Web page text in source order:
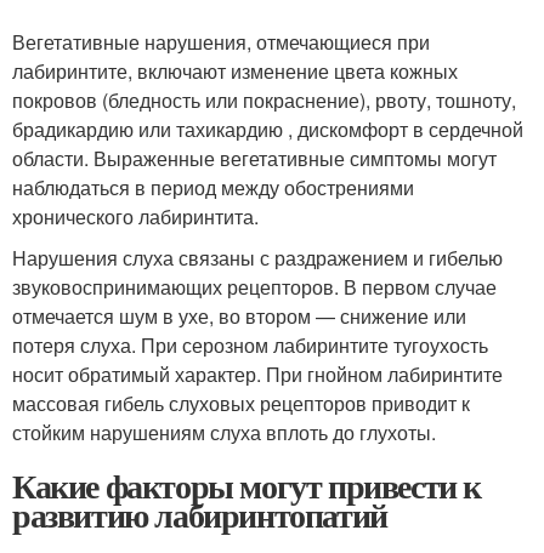
Вегетативные нарушения, отмечающиеся при
лабиринтите, включают изменение цвета кожных
покровов (бледность или покраснение), рвоту, тошноту,
брадикардию или тахикардию , дискомфорт в сердечной
области. Выраженные вегетативные симптомы могут
наблюдаться в период между обострениями
хронического лабиринтита.
Нарушения слуха связаны с раздражением и гибелью
звуковоспринимающих рецепторов. В первом случае
отмечается шум в ухе, во втором — снижение или
потеря слуха. При серозном лабиринтите тугоухость
носит обратимый характер. При гнойном лабиринтите
массовая гибель слуховых рецепторов приводит к
стойким нарушениям слуха вплоть до глухоты.
Какие факторы могут привести к
развитию лабиринтопатий